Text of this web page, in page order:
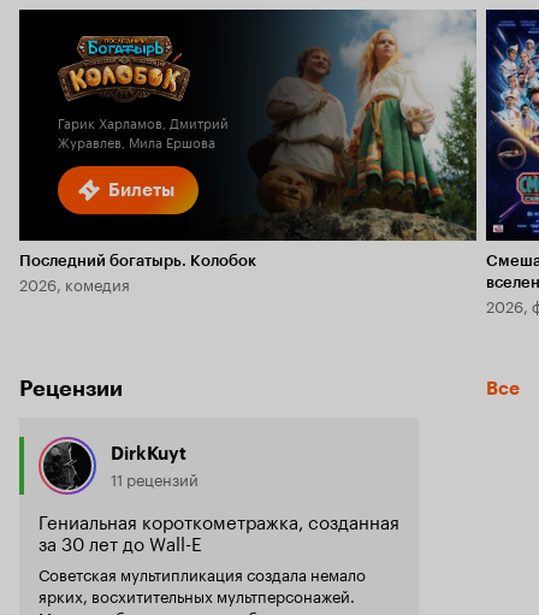
Билеты
Гарик Харламов, Дмитрий
Журавлев, Мила Ершова
Последний богатырь. Колобок
2026, комедия
2026,
Рецензии Все
DirkKuyt
11 рецензий
Гениальная короткометражка, созданная
за 30 лет до Wall-E
Советская мультипликация создала немало
ярких, восхитительных мультперсонажей.